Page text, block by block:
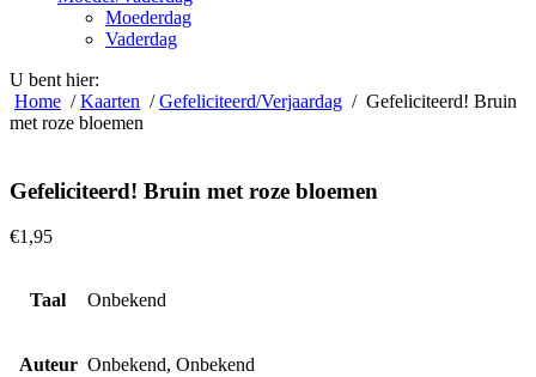
Moederdag
Vaderdag
U bent hier:
Home /Kaarten /Gefeliciteerd/Verjaardag / Gefeliciteerd! Bruin
met roze bloemen
Gefeliciteerd! Bruin met roze bloemen
€1,95
Taal Onbekend
Auteur Onbekend, Onbekend